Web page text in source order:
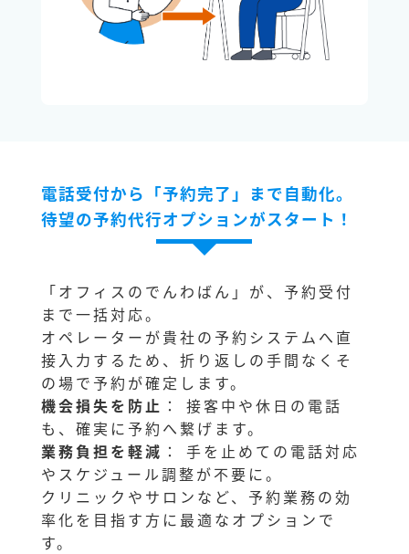
電話受付から「予約完了」まで自動化。
待望の予約代行オプションがスタート！
「オフィスのでんわばん」が、予約受付
まで一括対応。
オペレーターが貴社の予約システムへ直
接入力するため、折り返しの手間なくそ
の場で予約が確定します。
機会損失を防止 ： 接客中や休日の電話
も、確実に予約へ繋げます。
業務負担を軽減 ： 手を止めての電話対応
やスケジュール調整が不要に。
クリニックやサロンなど、予約業務の効
率化を目指す方に最適なオプションで
す。